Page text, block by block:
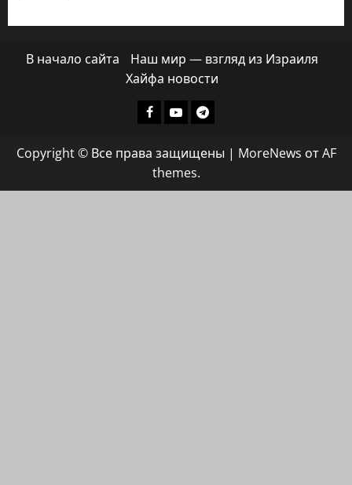
В начало сайта
Наш мир — взгляд из Израиля
Хайфа новости
Facebook
ХАЙФАИНФО
YoutubeТелеграмм
Copyright © Все права защищены | MoreNews от AF
themes.